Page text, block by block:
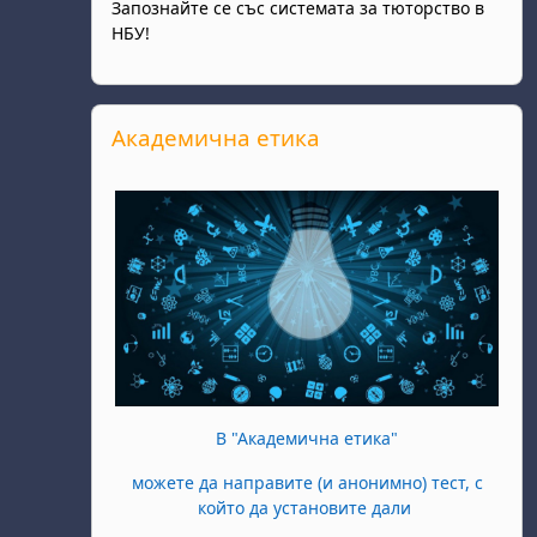
Запознайте се със системата за тюторство в
НБУ!
Прескочи Академична етика
Академична етика
В "Академична етика"
можете да направите (и анонимно) тест, с
който да установите дали